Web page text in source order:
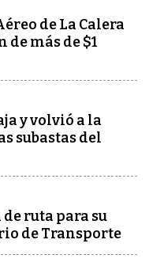
de La Calera
más de $1
y volvió a la
subastas del
ruta para su
de Transporte